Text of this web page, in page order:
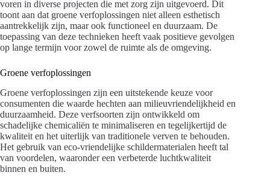
voren in diverse projecten die met zorg zijn uitgevoerd. Dit
toont aan dat groene verfoplossingen niet alleen esthetisch
aantrekkelijk zijn, maar ook functioneel en duurzaam. De
toepassing van deze technieken heeft vaak positieve gevolgen
op lange termijn voor zowel de ruimte als de omgeving.
Groene verfoplossingen
Groene verfoplossingen zijn een uitstekende keuze voor
consumenten die waarde hechten aan milieuvriendelijkheid en
duurzaamheid. Deze verfsoorten zijn ontwikkeld om
schadelijke chemicaliën te minimaliseren en tegelijkertijd de
kwaliteit en het uiterlijk van traditionele verven te behouden.
Het gebruik van eco-vriendelijke schildermaterialen heeft tal
van voordelen, waaronder een verbeterde luchtkwaliteit
binnen en buiten.